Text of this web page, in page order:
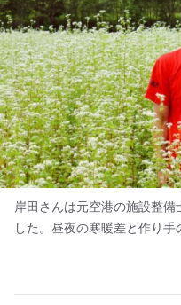
岸田さんは元空港の施設整
した。昼夜の寒暖差と作り